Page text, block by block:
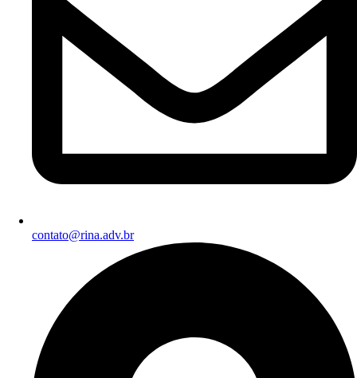
contato@rina.adv.br